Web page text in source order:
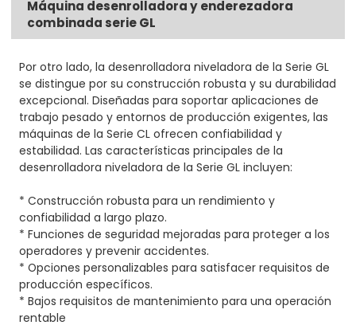
Máquina desenrolladora y enderezadora
combinada serie GL
Por otro lado, la desenrolladora niveladora de la Serie GL
se distingue por su construcción robusta y su durabilidad
excepcional. Diseñadas para soportar aplicaciones de
trabajo pesado y entornos de producción exigentes, las
máquinas de la Serie CL ofrecen confiabilidad y
estabilidad. Las características principales de la
desenrolladora niveladora de la Serie GL incluyen:
* Construcción robusta para un rendimiento y
confiabilidad a largo plazo.
* Funciones de seguridad mejoradas para proteger a los
operadores y prevenir accidentes.
* Opciones personalizables para satisfacer requisitos de
producción específicos.
* Bajos requisitos de mantenimiento para una operación
rentable